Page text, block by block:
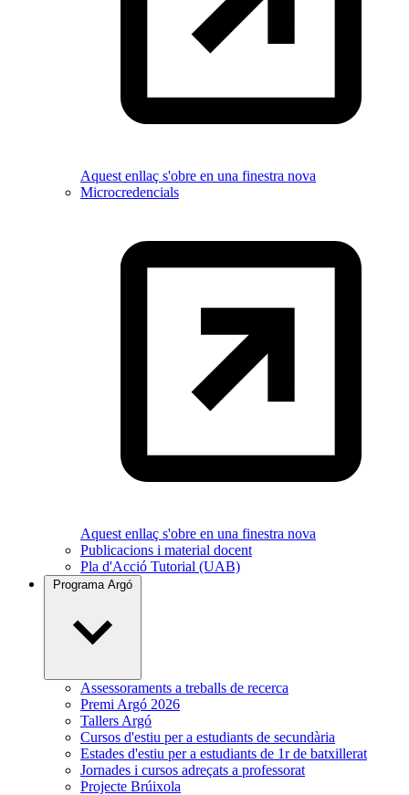
Aquest enllaç s'obre en una finestra nova
Microcredencials
Aquest enllaç s'obre en una finestra nova
Publicacions i material docent
Pla d'Acció Tutorial (UAB)
Programa Argó
Assessoraments a treballs de recerca
Premi Argó 2026
Tallers Argó
Cursos d'estiu per a estudiants de secundària
Estades d'estiu per a estudiants de 1r de batxillerat
Jornades i cursos adreçats a professorat
Projecte Brúixola